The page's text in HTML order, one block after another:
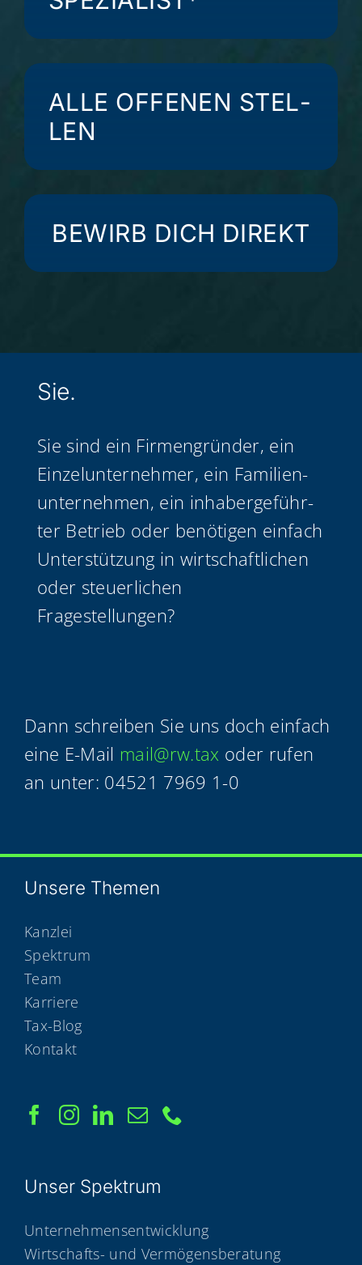
ALLE OFFE­NEN STEL­
LEN
BEWIRB DICH DIREKT
Sie.
Sie sind ein Fir­men­grün­der, ein
Ein­zel­un­ter­neh­mer, ein Fami­li­en­
un­ter­neh­men, ein inha­ber­ge­führ­
ter Betrieb oder benö­ti­gen ein­fach
Unter­stüt­zung in wirt­schaft­li­chen
oder steu­er­li­chen
Fragestellungen?
Dann schrei­ben Sie uns doch ein­fach
eine E-Mail mail@​rw.​tax oder rufen
an unter: 04521 7969 1-0
Unse­re Themen
Kanzlei
Spektrum
Team
Karriere
Tax-Blog
Kontakt
Unser Spek­trum
Unternehmensentwicklung
Wirtschafts- und Vermögensberatung